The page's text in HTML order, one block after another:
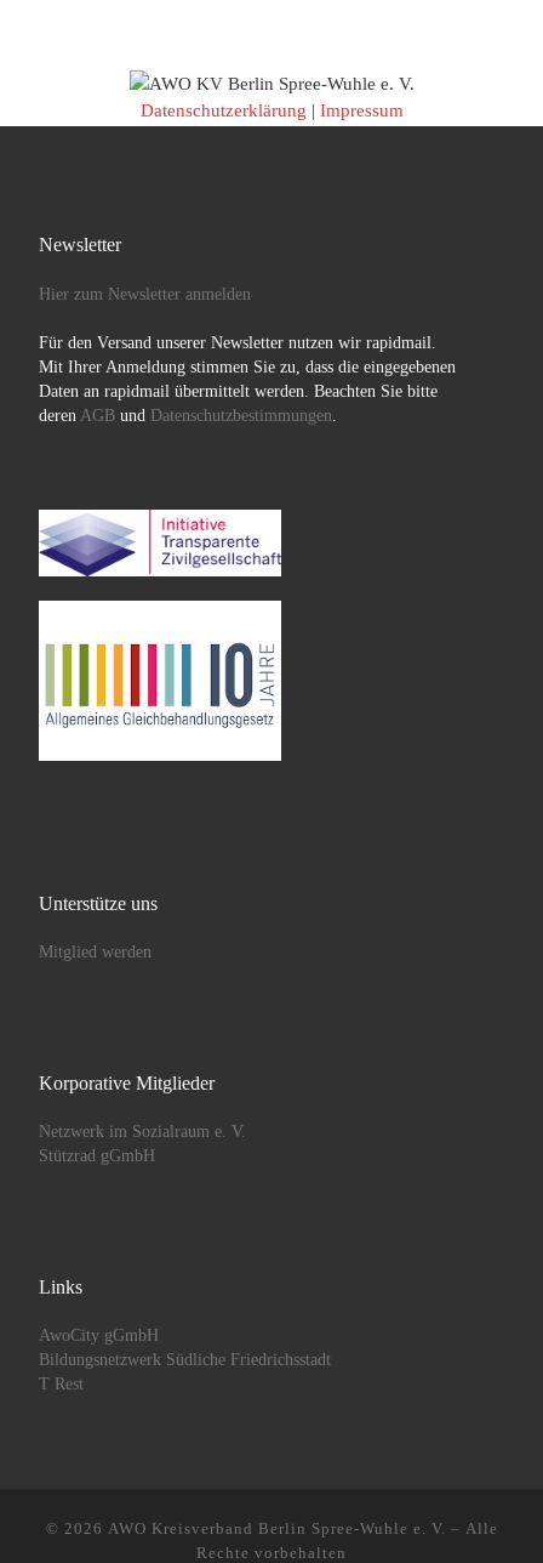
Datenschutzerklärung | Impressum
Newsletter
Hier zum Newsletter anmelden
Für den Versand unserer Newsletter nutzen wir rapidmail.
Mit Ihrer Anmeldung stimmen Sie zu, dass die eingegebenen
Daten an rapidmail übermittelt werden. Beachten Sie bitte
deren AGBund Datenschutzbestimmungen
Unterstütze uns
Mitglied werden
Korporative Mitglieder
Netzwerk im Sozialraum e. V.
Stützrad gGmbH
Links
AwoCity gGmbH
Bildungsnetzwerk Südliche Friedrichsstadt
T Rest
© 2026 AWO Kreisverband Berlin Spree-Wuhle e. V. – Alle
Rechte vorbehalten